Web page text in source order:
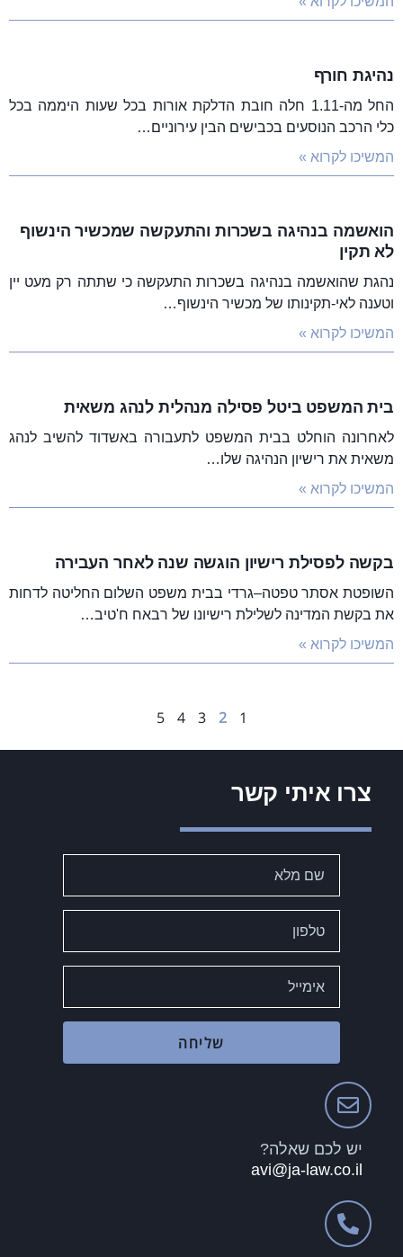
נהיגת חורף
החל מה-1.11 חלה חובת הדלקת אורות בכל שעות היממה בכל
כלי הרכב הנוסעים בכבישים הבין עירוניים…
המשיכו לקרוא »
הואשמה בנהיגה בשכרות והתעקשה שמכשיר הינשוף
לא תקין
נהגת שהואשמה בנהיגה בשכרות התעקשה כי שתתה רק מעט יין
וטענה לאי-תקינותו של מכשיר הינשוף…
המשיכו לקרוא »
בית המשפט ביטל פסילה מנהלית לנהג משאית
לאחרונה הוחלט בבית המשפט לתעבורה באשדוד להשיב לנהג
משאית את רישיון הנהיגה שלו…
המשיכו לקרוא »
בקשה לפסילת רישיון הוגשה שנה לאחר העבירה
השופטת אסתר טפטה–גרדי בבית משפט השלום החליטה לדחות
את בקשת המדינה לשלילת רישיונו של רבאח ח'טיב…
המשיכו לקרוא »
1
2
3
4
5
צרו איתי קשר
שליחה
יש לכם שאלה?
avi@ja-law.co.il